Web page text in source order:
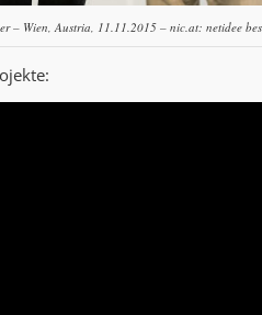
– Wien, Austria, 11.11.2015 – nic.at: netidee